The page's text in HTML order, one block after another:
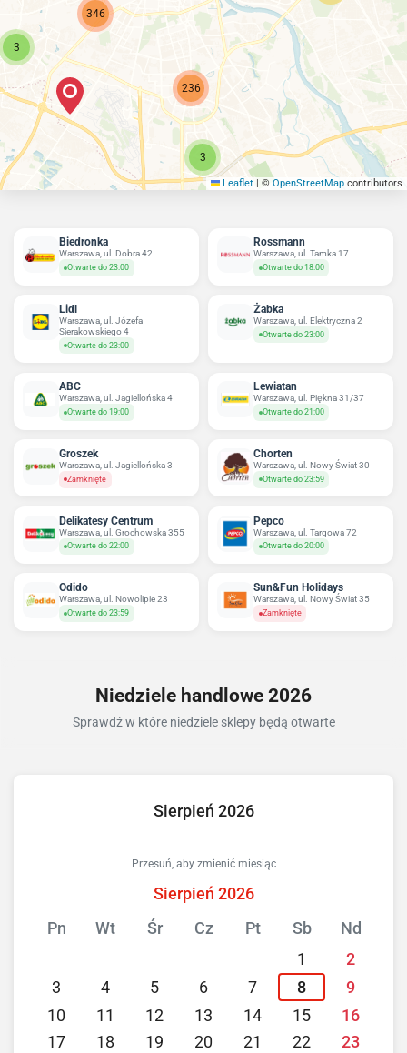
236
346
3
3
Leaflet | © OpenStreetMap contributors
Biedronka
Warszawa, ul. Dobra 42
Otwarte do 23:00
Rossmann
Warszawa, ul. Tamka 17
Otwarte do 18:00
Lidl
Warszawa, ul. Józefa
Sierakowskiego 4
Otwarte do 23:00
Żabka
Warszawa, ul. Elektryczna 2
Otwarte do 23:00
ABC
Warszawa, ul. Jagiellońska 4
Otwarte do 19:00
Lewiatan
Warszawa, ul. Piękna 31/37
Otwarte do 21:00
Groszek
Warszawa, ul. Jagiellońska 3
Zamknięte
Chorten
Warszawa, ul. Nowy Świat 30
Otwarte do 23:59
Delikatesy Centrum
Warszawa, ul. Grochowska 355
Otwarte do 22:00
Pepco
Warszawa, ul. Targowa 72
Otwarte do 20:00
Odido
Warszawa, ul. Nowolipie 23
Otwarte do 23:59
Sun&Fun Holidays
Warszawa, ul. Nowy Świat 35
Zamknięte
Niedziele handlowe 2026
Sprawdź w które niedziele sklepy będą otwarte
Sierpień 2026
Przesuń, aby zmienić miesiąc
Sierpień 2026
Pn
Wt Śr Cz Pt Sb
Nd
1
2
3
4 5 6 7 8
9
10
11 12 13 14 15
16
17
18 19 20 21 22
23